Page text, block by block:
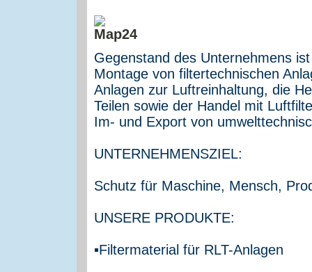
Gegenstand des Unternehmens
Montage von filtertechnischen
Anlagen zur Luftreinhaltung, die
Teilen sowie der Handel mit
Im- und Export von
UNTERNEHMENSZIEL:
Schutz für Maschine, Mensch,
UNSERE PRODUKTE:
▪Filtermaterial für RLT-Anlagen